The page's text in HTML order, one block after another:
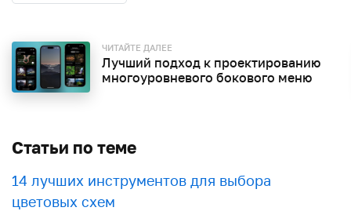
ЧИТАЙТЕ ДАЛЕЕ
Лучший подход к проектированию
многоуровневого бокового меню
Статьи по теме
​​14 лучших инструментов для выбора
цветовых схем